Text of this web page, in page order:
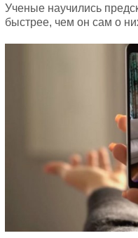
Ученые научились
быстрее, чем он сам о